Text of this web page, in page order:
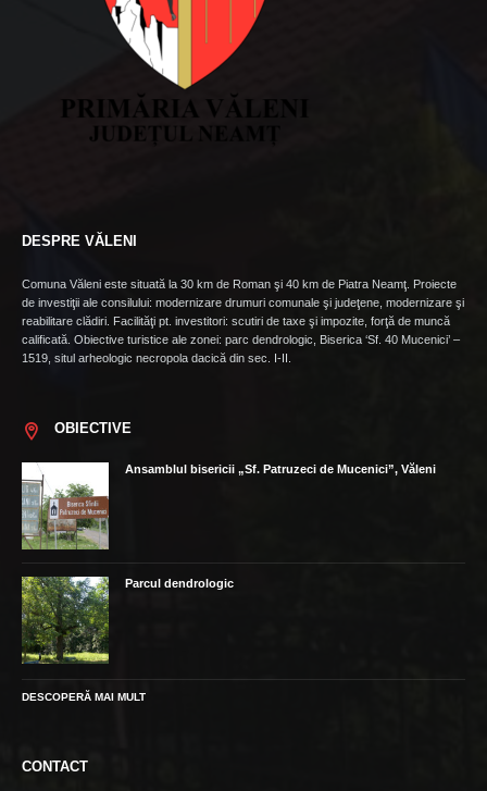
DESPRE VĂLENI
Comuna Văleni este situată la 30 km de Roman şi 40 km de Piatra Neamţ. Proiecte
de investiţii ale consilului: modernizare drumuri comunale şi judeţene, modernizare şi
reabilitare clădiri. Facilităţi pt. investitori: scutiri de taxe şi impozite, forţă de muncă
calificată. Obiective turistice ale zonei: parc dendrologic, Biserica ‘Sf. 40 Mucenici’ –
1519, situl arheologic necropola dacică din sec. I-II.
OBIECTIVE
Ansamblul bisericii „Sf. Patruzeci de Mucenici”, Văleni
Parcul dendrologic
DESCOPERĂ MAI MULT
CONTACT